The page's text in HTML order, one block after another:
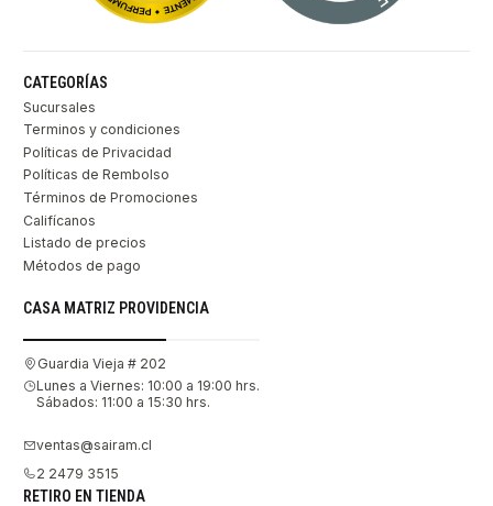
CATEGORÍAS
Sucursales
Terminos y condiciones
Políticas de Privacidad
Políticas de Rembolso
Términos de Promociones
Califícanos
Listado de precios
Métodos de pago
CASA MATRIZ PROVIDENCIA
Guardia Vieja # 202
Lunes a Viernes: 10:00 a 19:00 hrs.
Sábados: 11:00 a 15:30 hrs.
ventas@sairam.cl
2 2479 3515
RETIRO EN TIENDA